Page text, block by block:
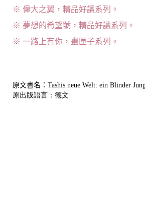
※ 偉大之翼，精品好讀系列。
※ 夢想的希望號，精品好讀系列。
※ 一路上有你，畫匣子系列。
原文書名：Tashis neue Welt: ein Blinder
原出版語言：德文